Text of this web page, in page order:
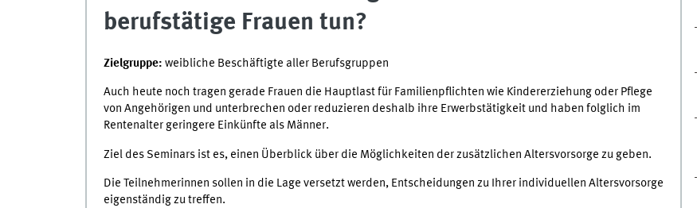
berufstätige Frauen tun?
Zielgruppe: weibliche Beschäftigte aller Berufsgruppen
Auch heute noch tragen gerade Frauen die Hauptlast für Familienpflichten wie Kindererziehung oder Pflege
von Angehörigen und unterbrechen oder reduzieren deshalb ihre Erwerbstätigkeit und haben folglich im
Rentenalter geringere Einkünfte als Männer.
Ziel des Seminars ist es, einen Überblick über die Möglichkeiten der zusätzlichen Altersvorsorge zu geben.
Die Teilnehmerinnen sollen in die Lage versetzt werden, Entscheidungen zu Ihrer individuellen Altersvorsorge
eigenständig zu treffen.